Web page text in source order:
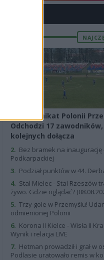
Komunikat Polonii
Odchodzi 17
kolejnych dołącza
2. Bez bramek na inaugurację
Podkarpackiej
3. Podział punktów w 44.
4. Stal Mielec - Stal Rzeszów
żywo. Gdzie oglądać?
5. Trzy gole w Przemyślu!
odmienionej Polonii
6. Korona II Kielce - Wisła II
Wynik i relacja LIVE
7. Hetman prowadził i grał w
Podlasie uratowało remis w